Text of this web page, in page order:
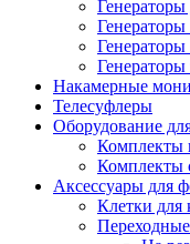
Генераторы
Генераторы
Накамерные
Телесуфлеры
Оборудование
Комплекты
Комплекты
Аксессуары для
Клетки для